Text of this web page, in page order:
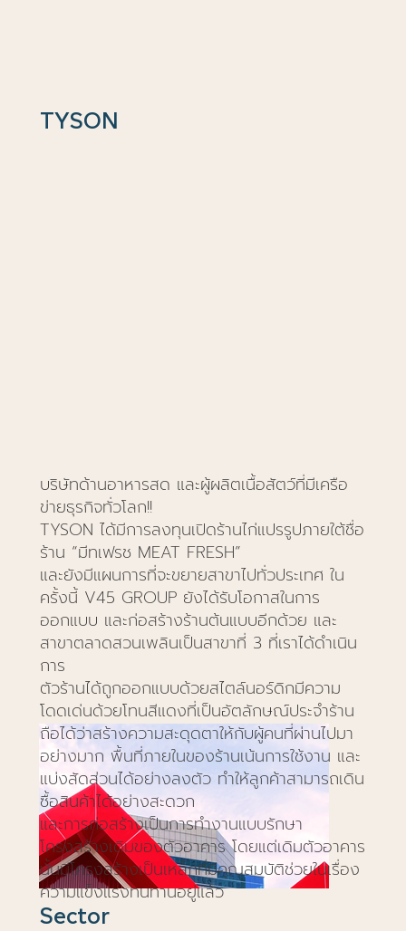
TYSON
บริษัทด้านอาหารสด และผู้ผลิตเนื้อสัตว์ที่มีเครือ
ข่ายธุรกิจทั่วโลก!!
TYSON ได้มีการลงทุนเปิดร้านไก่แปรรูปภายใต้ชื่อ
ร้าน “มีทเฟรช MEAT FRESH”
และยังมีแผนการที่จะขยายสาขาไปทั่วประเทศ ใน
ครั้งนี้ V45 GROUP ยังได้รับโอกาสในการ
ออกแบบ และก่อสร้างร้านต้นแบบอีกด้วย และ
สาขาตลาดสวนเพลินเป็นสาขาที่ 3 ที่เราได้ดำเนิน
การ
ตัวร้านได้ถูกออกแบบด้วยสไตล์นอร์ดิกมีความ
โดดเด่นด้วยโทนสีแดงที่เป็นอัตลักษณ์ประจำร้าน
ถือได้ว่าสร้างความสะดุดตาให้กับผู้คนที่ผ่านไปมา
อย่างมาก พื้นที่ภายในของร้านเน้นการใช้งาน และ
แบ่งสัดส่วนได้อย่างลงตัว ทำให้ลูกค้าสามารถเดิน
ซื้อสินค้าได้อย่างสะดวก
และการก่อสร้างเป็นการทำงานแบบรักษา
โครงสร้างเดิมของตัวอาคาร โดยแต่เดิมตัวอาคาร
นั้นมีโครงสร้างเป็นเหล็กที่มีคุณสมบัติช่วยในเรื่อง
ความแข็งแรงทนทานอยู่แล้ว
Sector